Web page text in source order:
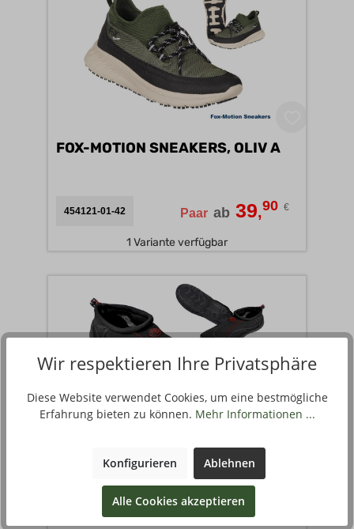
FOX-MOTION SNEAKERS, OLIV A
454121-01-42 Paar ab 39,90 €
1 Variante verfügbar
45803-08-37 Paar ab 9
Wir respektieren Ihre Privatsphäre
Diese Website verwendet Cookies, um eine bestmögliche
Erfahrung bieten zu können. Mehr Informationen ...
Konfigurieren Ablehnen
Alle Cookies akzeptieren